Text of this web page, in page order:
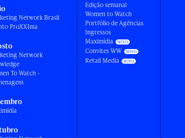
Network Brasil
ProXXIma
Network
To Watch -
Edição semanal
Women to Watch
Portfólio de Agências
Ingressos
Maximídia
Convites WW
Retail Media